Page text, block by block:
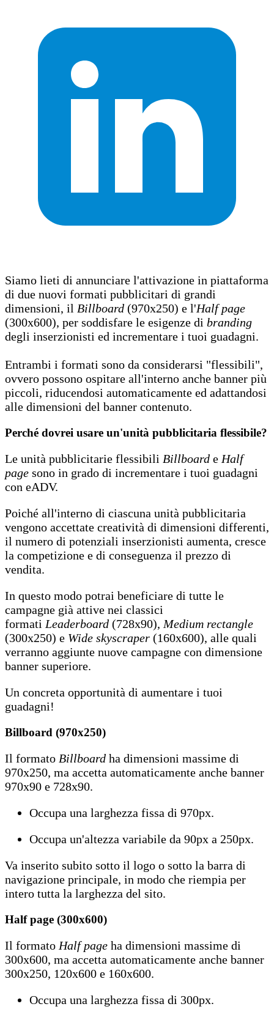
Siamo lieti di annunciare l'attivazione in piattaforma
di due nuovi formati pubblicitari di grandi
dimensioni, il Billboard (970x250) e l'Half page
(300x600), per soddisfare le esigenze di branding
degli inserzionisti ed incrementare i tuoi guadagni.
Entrambi i formati sono da considerarsi "flessibili",
ovvero possono ospitare all'interno anche banner più
piccoli, riducendosi automaticamente ed adattandosi
alle dimensioni del banner contenuto.
Perché dovrei usare un'unità pubblicitaria flessibile?
Le unità pubblicitarie flessibili Billboard e Half
page sono in grado di incrementare i tuoi guadagni
con eADV.
Poiché all'interno di ciascuna unità pubblicitaria
vengono accettate creatività di dimensioni differenti,
il numero di potenziali inserzionisti aumenta, cresce
la competizione e di conseguenza il prezzo di
vendita.
In questo modo potrai beneficiare di tutte le
campagne già attive nei classici
formati Leaderboard (728x90), Medium rectangle
(300x250) e Wide skyscraper (160x600), alle quali
verranno aggiunte nuove campagne con dimensione
banner superiore.
Un concreta opportunità di aumentare i tuoi
guadagni!
Billboard (970x250)
Il formato Billboard ha dimensioni massime di
970x250, ma accetta automaticamente anche banner
970x90 e 728x90.
Occupa una larghezza fissa di 970px.
Occupa un'altezza variabile da 90px a 250px.
Va inserito subito sotto il logo o sotto la barra di
navigazione principale, in modo che riempia per
intero tutta la larghezza del sito.
Half page (300x600)
Il formato Half page ha dimensioni massime di
300x600, ma accetta automaticamente anche banner
300x250, 120x600 e 160x600.
Occupa una larghezza fissa di 300px.